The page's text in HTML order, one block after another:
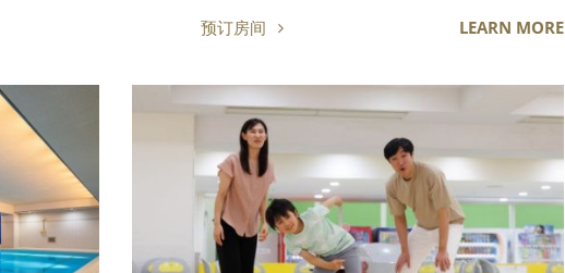
预订房间 LEARN MORE